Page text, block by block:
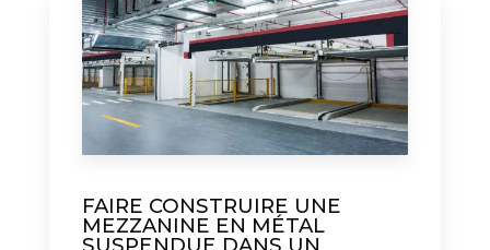
FAIRE CONSTRUIRE UNE
MEZZANINE EN MÉTAL
SUSPENDUE DANS UN